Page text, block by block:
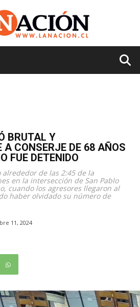
BRUTAL Y
A CONSERJE DE 68 AÑOS
FUE DETENIDO
de las 2:45 de la
en la intersección de San Pablo
cuando los agresores llegaron al
haber olvidado su número de
11, 2024